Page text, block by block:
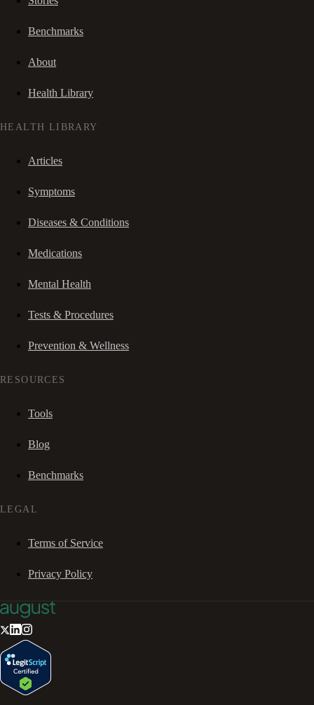
Benchmarks
About
Health Library
HEALTH LIBRARY
Articles
Symptoms
Diseases & Conditions
Medications
Mental Health
Tests & Procedures
Prevention & Wellness
RESOURCES
Tools
Blog
Benchmarks
LEGAL
Terms of Service
Privacy Policy